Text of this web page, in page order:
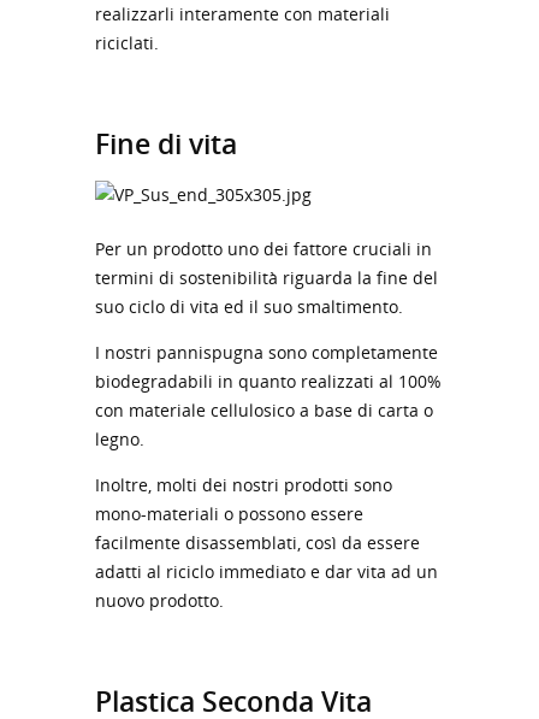
realizzarli interamente con materiali
riciclati.
Fine di vita
Per un prodotto uno dei fattore cruciali in
termini di sostenibilità riguarda la fine del
suo ciclo di vita ed il suo smaltimento.
I nostri pannispugna sono completamente
biodegradabili in quanto realizzati al 100%
con materiale cellulosico a base di carta o
legno.
Inoltre, molti dei nostri prodotti sono
mono-materiali o possono essere
facilmente disassemblati, così da essere
adatti al riciclo immediato e dar vita ad un
nuovo prodotto.
Plastica Seconda Vita